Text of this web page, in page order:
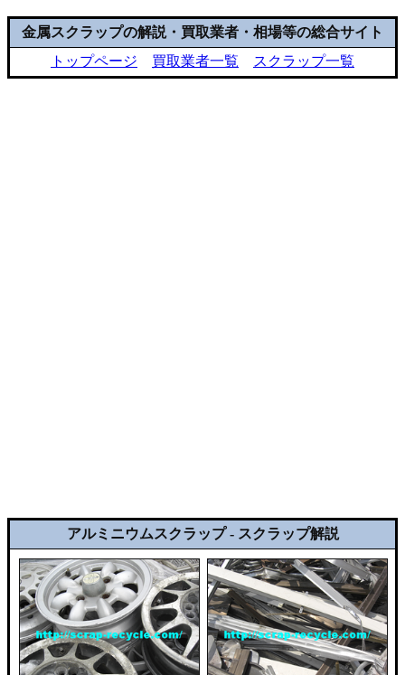
金属スクラップの解説・買取業者・相場等の総合サイト
トップページ
買取業者一覧 スクラップ一覧
アルミニウムスクラップ - スクラップ解説